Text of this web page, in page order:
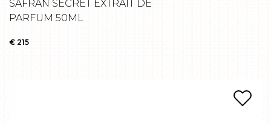
SAFRAN SECRET EXTRAIT DE
PARFUM 50ML
€ 215